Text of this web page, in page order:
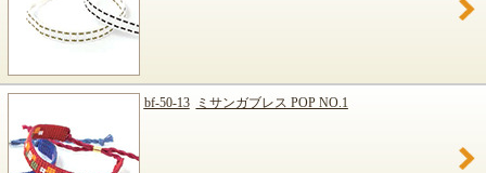
bf-50-13 ミサンガブレス POP NO.1